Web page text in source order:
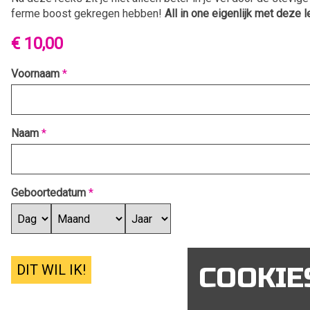
ferme boost gekregen hebben! All in one eigenlijk met deze
€ 10,00
Voornaam *
Naam *
Geboortedatum *
DIT WIL IK!